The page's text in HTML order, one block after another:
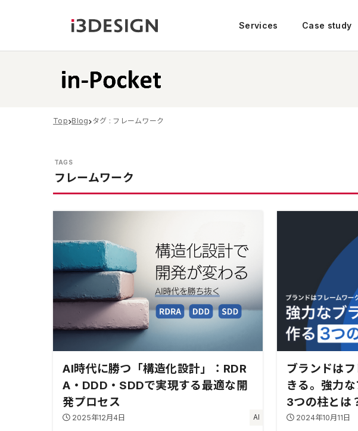
Services Case study
Top Blog タグ : フレームワーク
フレームワーク
AI
AI時代に勝つ「構造化設計」：RDR
A・DDD・SDDで実現する最適な開
発プロセス
2025年12月4日
ブランドは
きる。強力
3つの柱とは
2024年10月11日